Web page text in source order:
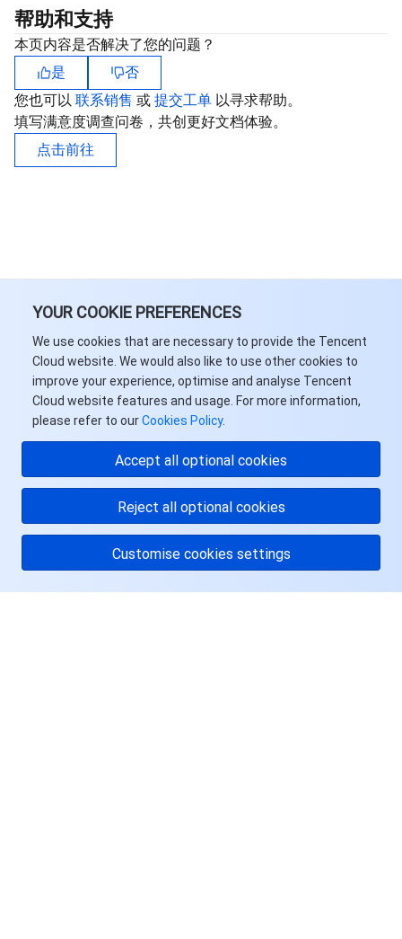
YOUR COOKIE PREFERENCES
We use cookies that are necessary to provide the Tencent
Cloud website. We would also like to use other cookies to
improve your experience, optimise and analyse Tencent
Cloud website features and usage. For more information,
please refer to ourCookies Policy.
Accept all optional cookies
Reject all optional cookies
Customise cookies settings
合作伙伴支持计划
帮助和支持
本页内容是否解决了您的问题？
是
否
您也可以 联系销售 或 提交工单 以寻求帮助。
填写满意度调查问卷，共创更好文档体验。
点击前往